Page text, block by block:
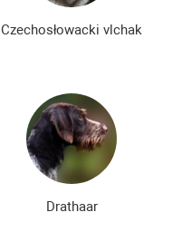
Czechosłowacki vlchak
Drathaar